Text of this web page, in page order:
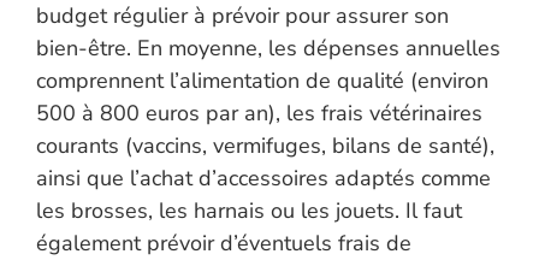
budget régulier à prévoir pour assurer son
bien-être. En moyenne, les dépenses annuelles
comprennent l’alimentation de qualité (environ
500 à 800 euros par an), les frais vétérinaires
courants (vaccins, vermifuges, bilans de santé),
ainsi que l’achat d’accessoires adaptés comme
les brosses, les harnais ou les jouets. Il faut
également prévoir d’éventuels frais de